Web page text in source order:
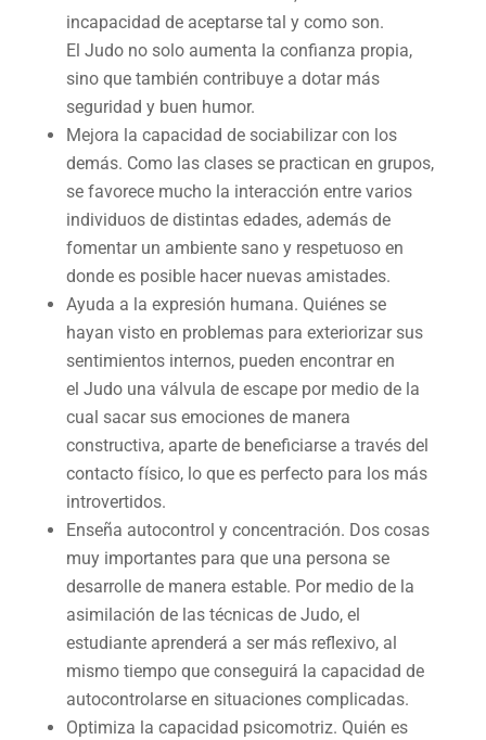
incapacidad de aceptarse tal y como son.
El Judo no solo aumenta la confianza propia,
sino que también contribuye a dotar más
seguridad y buen humor.
Mejora la capacidad de sociabilizar con los
demás. Como las clases se practican en grupos,
se favorece mucho la interacción entre varios
individuos de distintas edades, además de
fomentar un ambiente sano y respetuoso en
donde es posible hacer nuevas amistades.
Ayuda a la expresión humana. Quiénes se
hayan visto en problemas para exteriorizar sus
sentimientos internos, pueden encontrar en
el Judo una válvula de escape por medio de la
cual sacar sus emociones de manera
constructiva, aparte de beneficiarse a través del
contacto físico, lo que es perfecto para los más
introvertidos.
Enseña autocontrol y concentración. Dos cosas
muy importantes para que una persona se
desarrolle de manera estable. Por medio de la
asimilación de las técnicas de Judo, el
estudiante aprenderá a ser más reflexivo, al
mismo tiempo que conseguirá la capacidad de
autocontrolarse en situaciones complicadas.
Optimiza la capacidad psicomotriz. Quién es